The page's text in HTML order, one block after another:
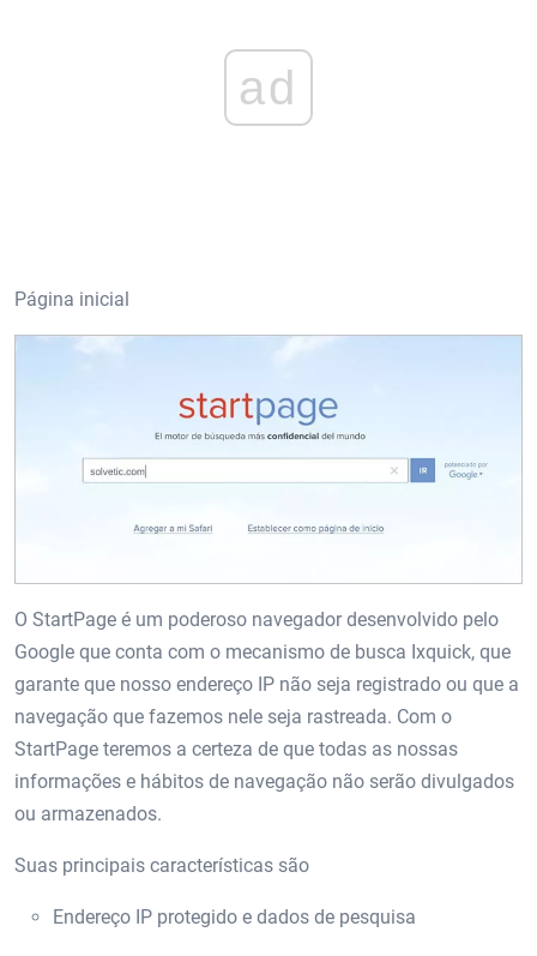
ad
Página inicial
O StartPage é um poderoso navegador desenvolvido pelo
Google que conta com o mecanismo de busca Ixquick, que
garante que nosso endereço IP não seja registrado ou que a
navegação que fazemos nele seja rastreada. Com o
StartPage teremos a certeza de que todas as nossas
informações e hábitos de navegação não serão divulgados
ou armazenados.
Suas principais características são
Endereço IP protegido e dados de pesquisa